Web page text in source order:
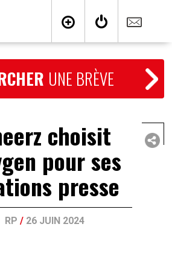
UNE BRÈVE
choisit
pour ses
presse
RP / 26 JUIN 2024